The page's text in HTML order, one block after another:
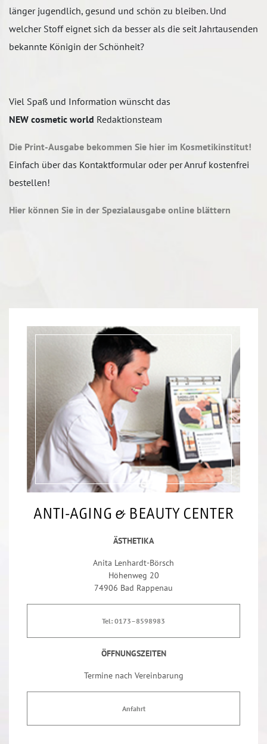
länger jugendlich, gesund und schön zu bleiben. Und
welcher Stoff eignet sich da besser als die seit Jahrtausenden
bekannte Königin der Schönheit?
Viel Spaß und Information wünscht das
NEW cosmetic world Redaktionsteam
Die Print-Ausgabe bekommen Sie hier im Kosmetikinstitut!
Einfach über das Kontaktformular oder per Anruf kostenfrei
bestellen!
Hier können Sie in der Spezialausgabe online blättern
ANTI-AGING & BEAUTY CENTER
ÄSTHETIKA
Anita Lenhardt-Börsch
Höhenweg 20
74906 Bad Rappenau
Tel: 0173–8598983
ÖFFNUNGSZEITEN
Termine nach Vereinbarung
Anfahrt